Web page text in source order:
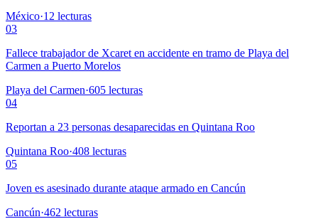
México·12 lecturas
03
Fallece trabajador de Xcaret en accidente en tramo de Playa del
Carmen a Puerto Morelos
Playa del Carmen·605 lecturas
04
Reportan a 23 personas desaparecidas en Quintana Roo
Quintana Roo·408 lecturas
05
Joven es asesinado durante ataque armado en Cancún
Cancún·462 lecturas